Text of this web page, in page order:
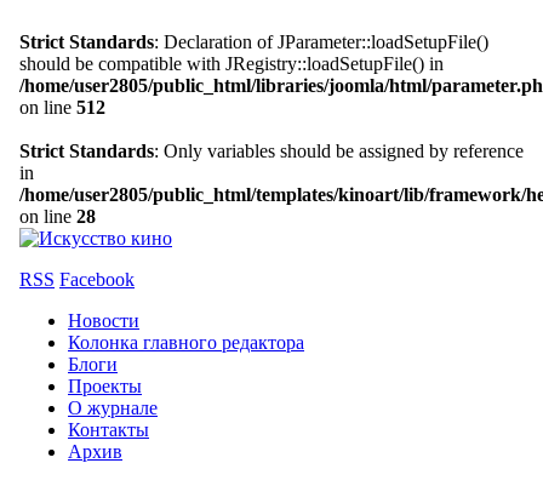
Strict Standards: Declaration of JParameter::loadSetupFile()
should be compatible with JRegistry::loadSetupFile() in
/home/user2805/public_html/libraries/joomla/html/
on line 512
Strict Standards: Only variables should be assigned by reference
in
/home/user2805/public_html/templates/kinoart/lib/framework/
on line 28
RSS Facebook
Новости
Колонка главного редактора
Блоги
Проекты
О журнале
Контакты
Архив